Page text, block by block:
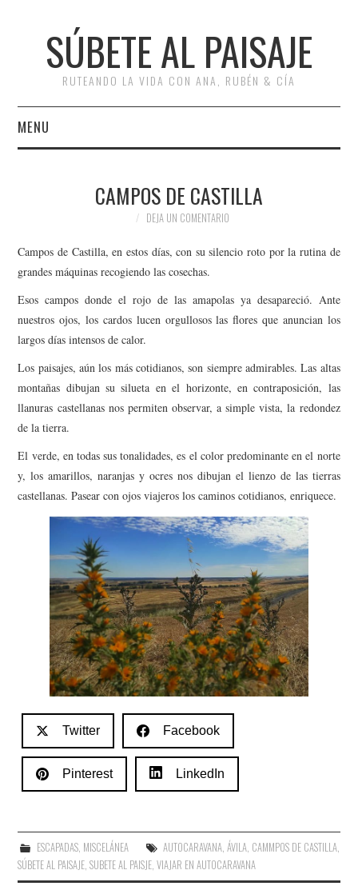
SÚBETE AL PAISAJE
RUTEANDO LA VIDA CON ANA, RUBÉN & CÍA
MENU
ESCAPADAS
#ARVI
AMIGOS
CONTACTO
CAMPOS DE CASTILLA
DEJA UN COMENTARIO
Campos de Castilla, en estos días, con su silencio roto por la rutina de
grandes máquinas recogiendo las cosechas.
Esos campos donde el rojo de las amapolas ya desapareció. Ante
nuestros ojos, los cardos lucen orgullosos las flores que anuncian los
largos días intensos de calor.
Los paisajes, aún los más cotidianos, son siempre admirables. Las altas
montañas dibujan su silueta en el horizonte, en contraposición, las
llanuras castellanas nos permiten observar, a simple vista, la redondez
de la tierra.
El verde, en todas sus tonalidades, es el color predominante en el norte
y, los amarillos, naranjas y ocres nos dibujan el lienzo de las tierras
castellanas. Pasear con ojos viajeros los caminos cotidianos, enriquece.
Twitter Facebook
Pinterest LinkedIn
ESCAPADAS, MISCELÁNEA AUTOCARAVANA, ÁVILA, CAMMPOS DE CASTILLA,
SÚBETE AL PAISAJE,SUBETE AL PAISJE,VIAJAR EN AUTOCARAVANA